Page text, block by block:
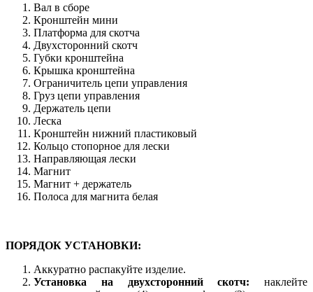
Вал в сборе
Кронштейн мини
Платформа для скотча
Двухсторонний скотч
Губки кронштейна
Крышка кронштейна
Ограничитель цепи управления
Груз цепи управления
Держатель цепи
Леска
Кронштейн нижний пластиковый
Кольцо стопорное для лески
Направляющая лески
Магнит
Магнит + держатель
Полоса для магнита белая
ПОРЯДОК УСТАНОВКИ:
Аккуратно распакуйте изделие.
Установка на двухсторонний скотч: наклейте